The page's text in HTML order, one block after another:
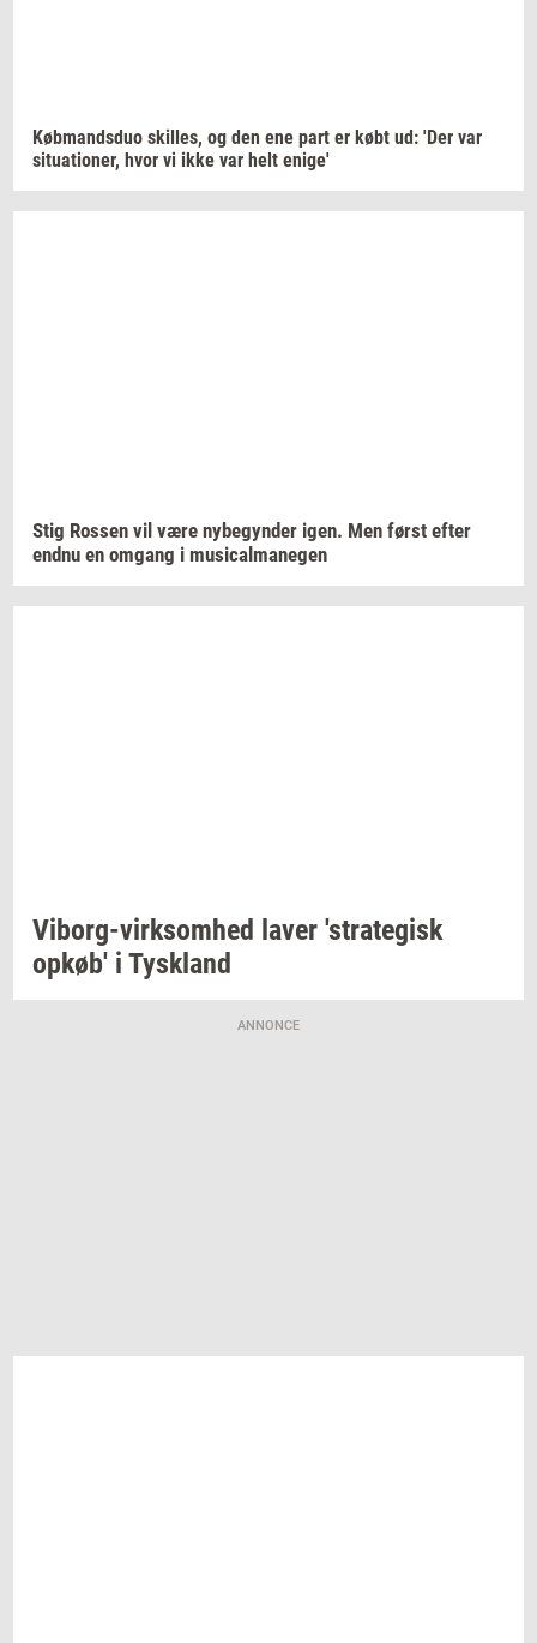
Køb­mands­duo skil­les, og den ene part er købt ud: 'Der var
si­tu­a­tio­ner, hvor vi ikke var helt enige'
Stig Ros­sen vil være ny­be­gyn­der igen. Men først efter
endnu en om­gang i mu­si­cal­ma­ne­gen
Viborg-​virksomhed laver 'stra­te­gisk
opkøb' i Tys­kland
ANNONCE